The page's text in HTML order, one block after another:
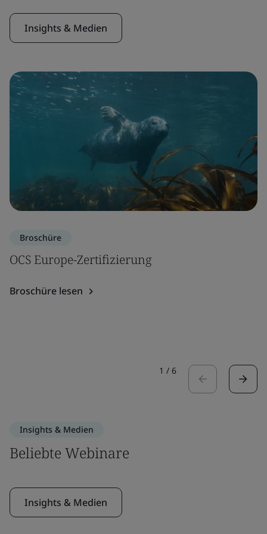
Insights & Medien
Broschüre
OCS Europe-Zertifizierung
Broschüre lesen
1 / 6
Insights & Medien
Beliebte Webinare
Insights & Medien